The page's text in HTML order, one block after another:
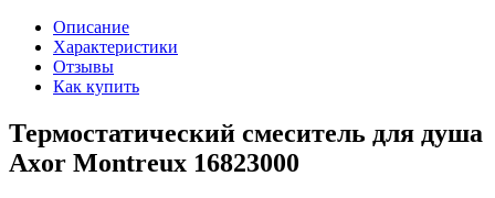
Описание
Характеристики
Отзывы
Как купить
Термостатический смеситель для душа
Axor Montreux 16823000